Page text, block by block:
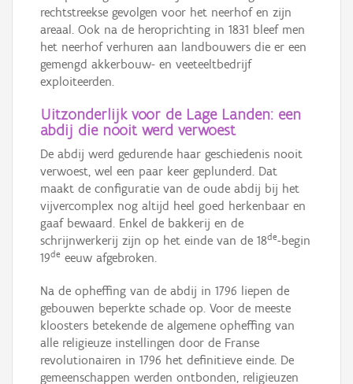
rechtstreekse gevolgen voor het neerhof en zijn
areaal. Ook na de heroprichting in 1831 bleef men
het neerhof verhuren aan landbouwers die er een
gemengd akkerbouw- en veeteeltbedrijf
exploiteerden.
Uitzonderlijk voor de Lage Landen: een
abdij die nooit werd verwoest
De abdij werd gedurende haar geschiedenis nooit
verwoest, wel een paar keer geplunderd. Dat
maakt de configuratie van de oude abdij bij het
vijvercomplex nog altijd heel goed herkenbaar en
gaaf bewaard. Enkel de bakkerij en de
schrijnwerkerij zijn op het einde van de 18de-begin
19de eeuw afgebroken.
Na de opheffing van de abdij in 1796 liepen de
gebouwen beperkte schade op. Voor de meeste
kloosters betekende de algemene opheffing van
alle religieuze instellingen door de Franse
revolutionairen in 1796 het definitieve einde. De
gemeenschappen werden ontbonden, religieuzen